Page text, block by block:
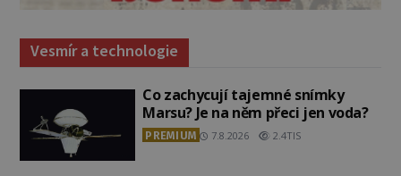
Vesmír a technologie
Co zachycují tajemné snímky
Marsu? Je na něm přeci jen voda?
PREMIUM 7.8.2026 2.4TIS